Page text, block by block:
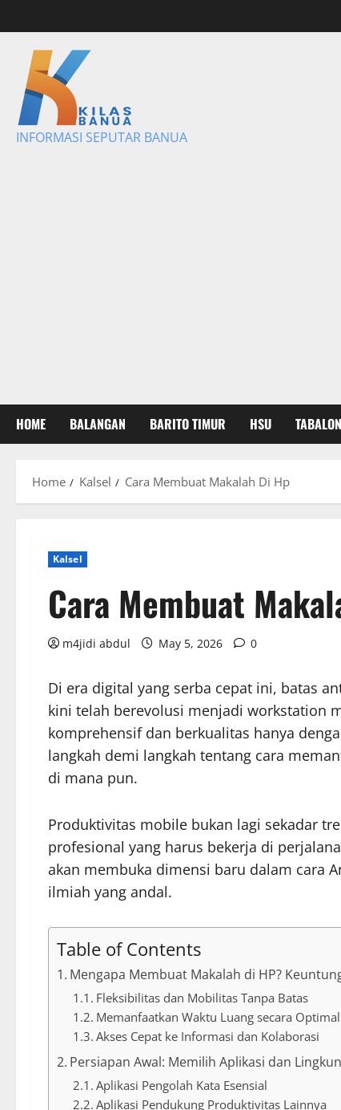
to
content
INFORMASI SEPUTAR BANUA
HOME BALANGAN BARITO TIMUR HSU
Home Kalsel Cara Membuat Makalah Di Hp
Kalsel
Cara Membuat
m4jidi abdul May 5, 2026 0
Di era digital yang serba cepat ini, batas
kini telah berevolusi menjadi workstation
komprehensif dan berkualitas hanya
langkah demi langkah tentang cara
di mana pun.
Produktivitas mobile bukan lagi sekadar
profesional yang harus bekerja di
akan membuka dimensi baru dalam cara
ilmiah yang andal.
Table of Contents
Mengapa Membuat Makalah di HP?
Fleksibilitas dan Mobilitas Tanpa Batas
Memanfaatkan Waktu Luang secara Optimal
Akses Cepat ke Informasi dan Kolaborasi
Persiapan Awal: Memilih Aplikasi dan
Aplikasi Pengolah Kata Esensial
Aplikasi Pendukung Produktivitas Lainnya